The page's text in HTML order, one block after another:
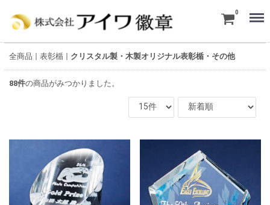
0
全商品 表彰楯 クリスタル製・木製オリジナル表彰楯・その他
88件の商品がみつかりました。